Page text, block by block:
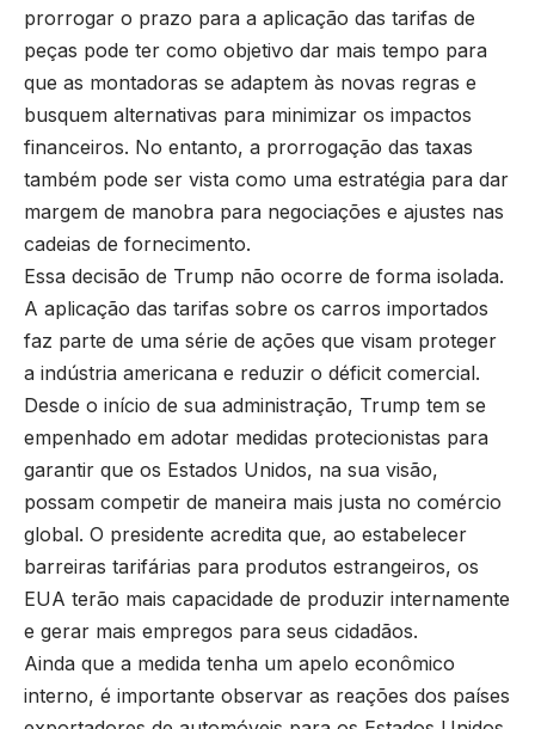
prorrogar o prazo para a aplicação das tarifas de
peças pode ter como objetivo dar mais tempo para
que as montadoras se adaptem às novas regras e
busquem alternativas para minimizar os impactos
financeiros. No entanto, a prorrogação das taxas
também pode ser vista como uma estratégia para dar
margem de manobra para negociações e ajustes nas
cadeias de fornecimento.
Essa decisão de Trump não ocorre de forma isolada.
A aplicação das tarifas sobre os carros importados
faz parte de uma série de ações que visam proteger
a indústria americana e reduzir o déficit comercial.
Desde o início de sua administração, Trump tem se
empenhado em adotar medidas protecionistas para
garantir que os Estados Unidos, na sua visão,
possam competir de maneira mais justa no comércio
global. O presidente acredita que, ao estabelecer
barreiras tarifárias para produtos estrangeiros, os
EUA terão mais capacidade de produzir internamente
e gerar mais empregos para seus cidadãos.
Ainda que a medida tenha um apelo econômico
interno, é importante observar as reações dos países